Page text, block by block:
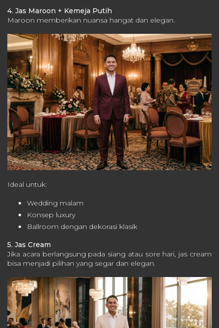
4. Jas Maroon + Kemeja Putih
Maroon memberikan nuansa hangat dan elegan.
Ideal untuk:
Wedding malam
Konsep luxury
Ballroom dengan dekorasi klasik
5. Jas Cream
Jika acara berlangsung pada siang atau sore hari, jas cream
bisa menjadi pilihan yang segar dan elegan.